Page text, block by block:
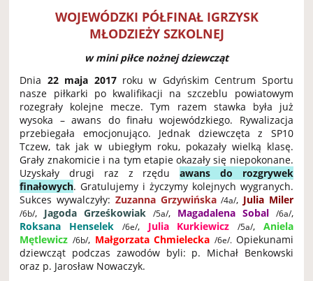
WOJEWÓDZKI PÓŁFINAŁ IGRZYSK
MŁODZIEŻY SZKOLNEJ
w mini piłce nożnej dziewcząt
Dnia 22 maja 2017roku w Gdyńskim Centrum Sportu
nasze piłkarki po kwalifikacji na szczeblu powiatowym
rozegrały kolejne mecze. Tym razem stawka była już
wysoka – awans do finału wojewódzkiego. Rywalizacja
przebiegała emocjonująco. Jednak dziewczęta z SP10
Tczew, tak jak w ubiegłym roku, pokazały wielką klasę.
Grały znakomicie i na tym etapie okazały się niepokonane.
Uzyskały drugi raz z rzęduawans do rozgrywek
finałowych. Gratulujemy i życzymy kolejnych wygranych.
Sukces wywalczyły: Zuzanna Grzywińska /4a/, Julia Miler
/6b/, Jagoda Grześkowiak /5a/, Magadalena Sobal /6a/,
Roksana Henselek
/6e/, Julia Kurkiewicz /5a/, Aniela
Mętlewicz /6b/, Małgorzata Chmielecka/6e/. Opiekunami
dziewcząt podczas zawodów byli: p. Michał Benkowski
oraz p. Jarosław Nowaczyk.